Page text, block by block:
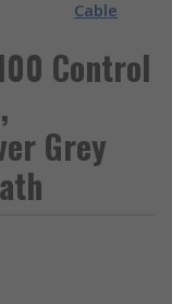
Cable
Control
Grey